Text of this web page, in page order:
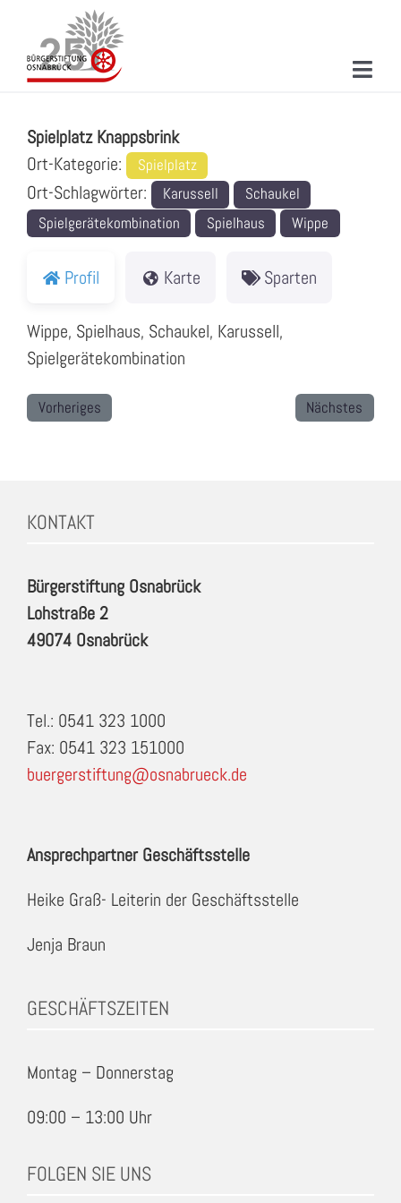
springen
PROJEKTE & AKTIONEN
NEUIGKEITEN
VERANSTALTUNGEN
Spielplatz Knappsbrink
Ort-Kategorie:
Spielplatz
Ort-Schlagwörter: Karussell
Schaukel
Spielgerätekombination
Spielhaus Wippe
Profil Karte Sparten
Wippe, Spielhaus, Schaukel, Karussell,
Spielgerätekombination
Vorheriges Nächstes
KONTAKT
Bürgerstiftung Osnabrück
Lohstraße 2
49074 Osnabrück
Tel.: 0541 323 1000
Fax: 0541 323 151000
buergerstiftung@osnabrueck.de
Ansprechpartner Geschäftsstelle
Heike Graß- Leiterin der Geschäftsstelle
Jenja Braun
GESCHÄFTSZEITEN
Montag – Donnerstag
09:00 – 13:00 Uhr
FOLGEN SIE UNS